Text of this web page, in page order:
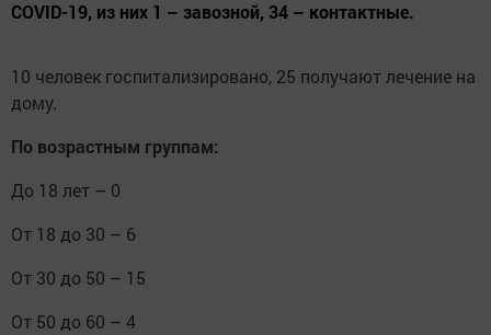
COVID-19, из них 1 – завозной, 34 – контактные.
10 человек госпитализировано, 25 получают лечение на
дому.
По возрастным группам:
До 18 лет – 0
От 18 до 30 – 6
От 30 до 50 – 15
От 50 до 60 – 4